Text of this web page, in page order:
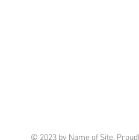
© 2023 by Name of Site.